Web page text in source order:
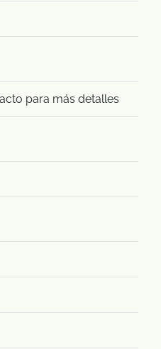
para más detalles